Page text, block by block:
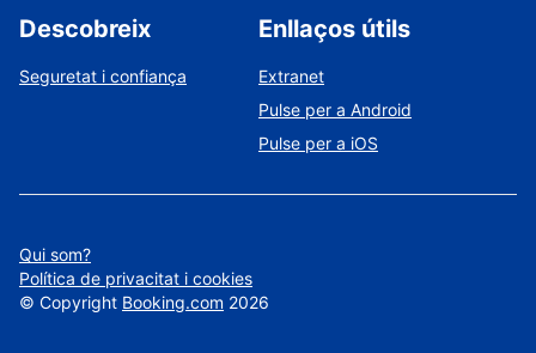
Descobreix
Seguretat i confiança
Enllaços útils
Extranet
Pulse per a Android
Pulse per a iOS
Qui som?
Política de privacitat i cookies
© Copyright Booking.com 2026